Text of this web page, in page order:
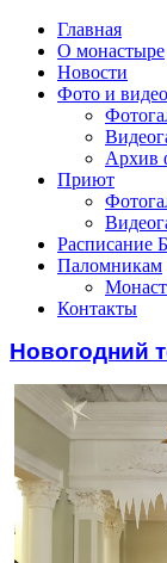
Главная
О монастыре
Новости
Фото и видео
Архив
Приют
Расписание
Паломникам
Контакты
Новогодний